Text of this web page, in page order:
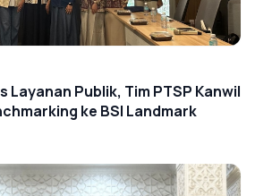
Layanan Publik, Tim PTSP Kanwil
ke BSI Landmark